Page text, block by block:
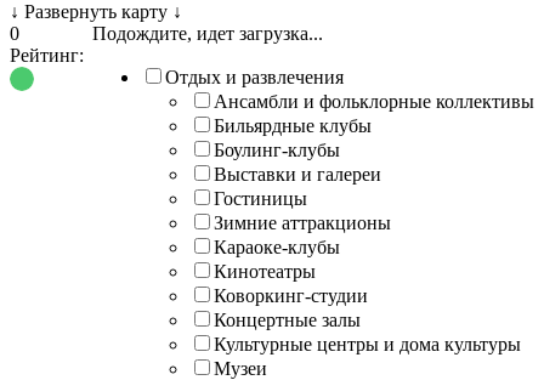
↓ Развернуть карту ↓
Подождите, идет загрузка...
Отдых и развлечения
Ансамбли и фольклорные коллективы
Бильярдные клубы
Боулинг-клубы
Выставки и галереи
Гостиницы
Зимние аттракционы
Караоке-клубы
Кинотеатры
Коворкинг-студии
Концертные залы
Культурные центры и дома культуры
Музеи
0
Рейтинг: